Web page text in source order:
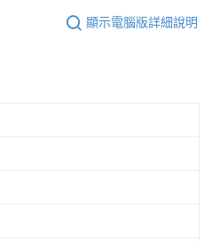
顯示電腦版詳細說明